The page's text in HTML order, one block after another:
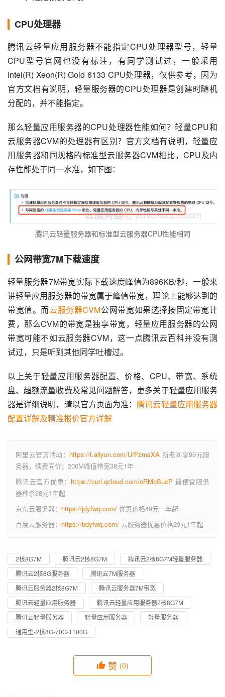
CPU处理器
腾讯云轻量应用服务器不能指定CPU处理器型号，轻量
CPU型号官网也没有标注，有同学测试过，一般采用
Intel(R) Xeon(R) Gold 6133 CPU处理器，仅供参考，因为
官方文档有说明，轻量服务器的CPU处理器是创建时随机
分配的，并不能指定。
那么轻量应用服务器的CPU处理器性能如何？轻量CPU和
云服务器CVM的处理器有区别？官方文档有说明，轻量应
用服务器和同规格的标准型云服务器CVM相比，CPU及内
存性能处于同一水准，如下图：
腾讯云轻量服务器和标准型云服务器CPU性能相同
公网带宽7M下载速度
轻量服务器7M带宽实际下载速度峰值为896KB/秒，一般来
讲轻量应用服务器的带宽属于峰值带宽，理论上能够达到的
带宽值。而云服务器CVM公网带宽如果选择按固定带宽计
费，那么CVM的带宽是独享带宽，轻量应用服务器的公网
带宽可能不如云服务器CVM，这一点腾讯云百科并没有测
试过，只是听到其他同学吐槽过。
以上关于轻量应用服务器配置、价格、CPU、带宽、系统
盘、超额流量收费及常见问题解答，更多关于轻量应用服务
器是详细说明，请以官方页面为准：腾讯云轻量应用服务器
配置详解及精准报价官方详解
阿里云官方活动： https://t.aliyun.com/U/FzmsXA 新老同享99元服
务器，续费同价；200M峰值带宽38元1年
腾讯云官方优惠： https://curl.qcloud.com/oRMoSucP 最便宜服务
器秒杀38元1年起
京东云服务器： https://jdyfwq.com/ 优惠价格49元一年起
百度云服务器： https://bdyfwq.com/ 云服务器优惠价格29元1年起
2核8G7M 腾讯云2核8G7M
腾讯云2核8G7M轻量服务器
腾讯云2核8G服务器
腾讯云7M服务器
腾讯云服务器2核8G7M
腾讯云服务器7M带宽
腾讯云轻量应用服务器
腾讯云轻量应用服务器2核8G7M
腾讯云轻量服务器
轻量应用服务器
轻量服务器
通用型-2核8G-70G-1100G
赞 (0)